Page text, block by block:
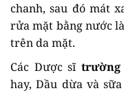
chanh, sau đó mát
rửa mặt bằng nước
trên da mặt.
Các Dược sĩtrường
hay, Dầu dừa và